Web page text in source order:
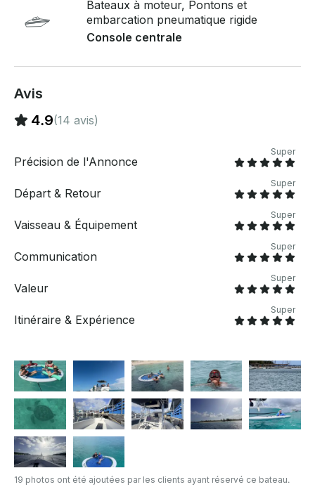
adapté à votre groupe. Que vous souhaitiez nager,
vous détendre ou passer du bon temps ensemble, ce
bateau constitue le cadre idéal pour une journée
voyage privé au départ de Fajardo et commencez à
planifier une escapade mémorable sur l'eau avec les
personnes qui comptent le plus pour vous.
Bateaux à moteur, Pontons et
embarcation pneumatique rigide
Console centrale
Avis
4.9(14 avis)
Précision de l'Annonce
Super
Départ & Retour
Super
Vaisseau & Équipement
Super
Communication
Super
Valeur
Super
Itinéraire & Expérience
Super
19 photos ont été ajoutées par les clients ayant réservé ce bateau.